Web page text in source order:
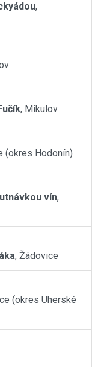
,
, Mikulov
(okres Hodonín)
vín,
, Žádovice
(okres Uherské